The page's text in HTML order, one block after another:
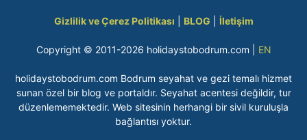
Gizlilik ve Çerez Politikası BLOG İletişim
Copyright © 2011-2026 holidaystobodrum.com | EN
holidaystobodrum.com Bodrum seyahat ve gezi temalı hizmet
sunan özel bir blog ve portaldır. Seyahat acentesi değildir, tur
düzenlememektedir. Web sitesinin herhangi bir sivil kuruluşla
bağlantısı yoktur.